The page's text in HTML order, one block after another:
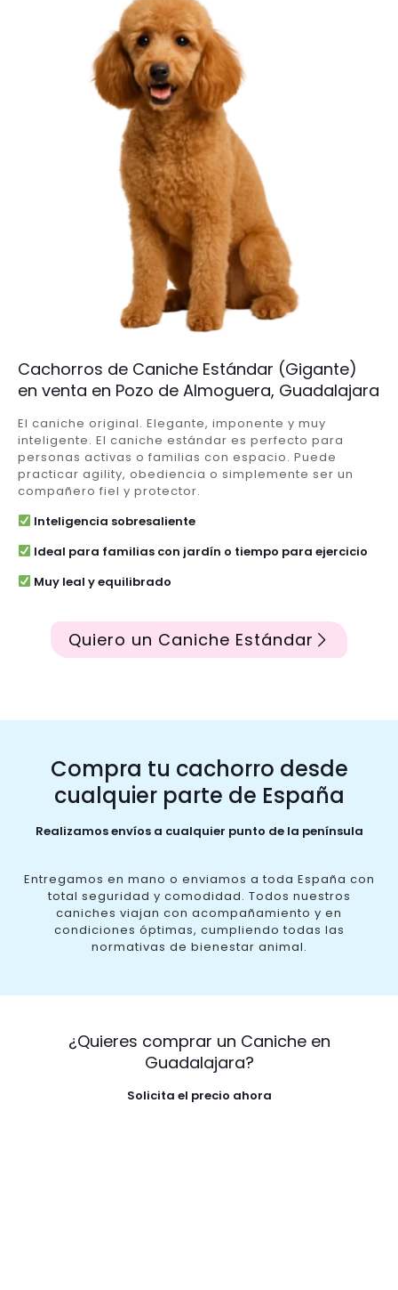
Cachorros de Caniche Estándar (Gigante)
en venta en Pozo de Almoguera, Guadalajara
El caniche original. Elegante, imponente y muy
inteligente. El caniche estándar es perfecto para
personas activas o familias con espacio. Puede
practicar agility, obediencia o simplemente ser un
compañero fiel y protector.
Inteligencia sobresaliente
Ideal para familias con jardín o tiempo para ejercicio
Muy leal y equilibrado
Quiero un Caniche Estándar
Compra tu cachorro desde
cualquier parte de España
Realizamos envíos a cualquier punto de la península
Entregamos en mano o enviamos a toda España con
total seguridad y comodidad. Todos nuestros
caniches viajan con acompañamiento y en
condiciones óptimas, cumpliendo todas las
normativas de bienestar animal.
¿Quieres comprar un Caniche en
Guadalajara?
Solicita el precio ahora